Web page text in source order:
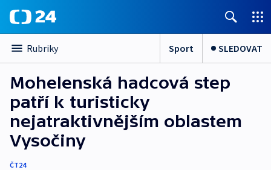
Rubriky Sport SLEDOVAT
Mohelenská hadcová step
patří k turisticky
nejatraktivnějším oblastem
Vysočiny
ČT24